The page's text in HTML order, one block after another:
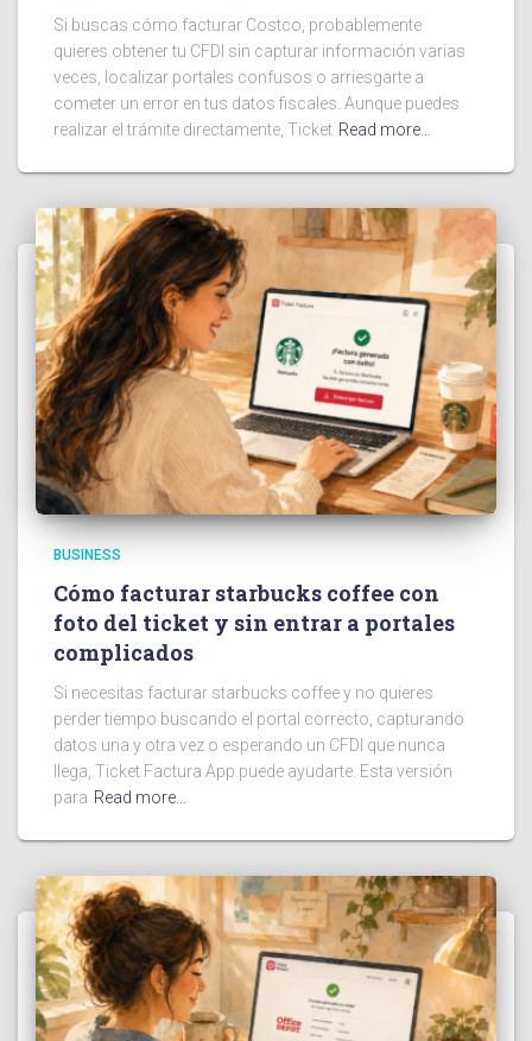
Si buscas cómo facturar Costco, probablemente
quieres obtener tu CFDI sin capturar información varias
veces, localizar portales confusos o arriesgarte a
cometer un error en tus datos fiscales. Aunque puedes
realizar el trámite directamente, Ticket Read more…
BUSINESS
Cómo facturar starbucks coffee con
foto del ticket y sin entrar a portales
complicados
Si necesitas facturar starbucks coffee y no quieres
perder tiempo buscando el portal correcto, capturando
datos una y otra vez o esperando un CFDI que nunca
llega, Ticket Factura App puede ayudarte. Esta versión
para Read more…